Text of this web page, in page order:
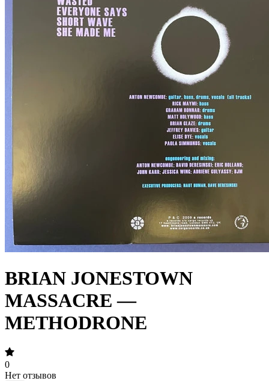
BRIAN JONESTOWN
MASSACRE —
METHODRONE
0
Нет отзывов